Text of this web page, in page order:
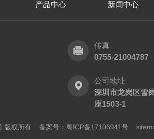
产品中心 新闻中心
传真
0755-21004787
公司地址
深圳市龙岗区雪
座1503-1
版权所有 备案号：粤ICP备17106941号